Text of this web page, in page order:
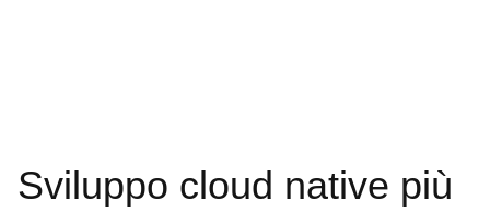
Sviluppo cloud native più